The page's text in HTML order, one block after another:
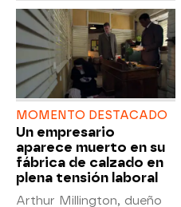
MOMENTO DESTACADO
Un empresario
aparece muerto en su
fábrica de calzado en
plena tensión laboral
Arthur Millington, dueño